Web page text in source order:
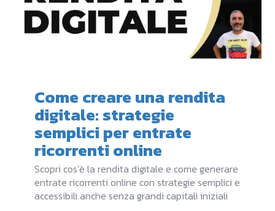
Come creare una rendita
digitale: strategie
semplici per entrate
ricorrenti online
Scopri cos’è la rendita digitale e come generare
entrate ricorrenti online con strategie semplici e
accessibili anche senza grandi capitali iniziali